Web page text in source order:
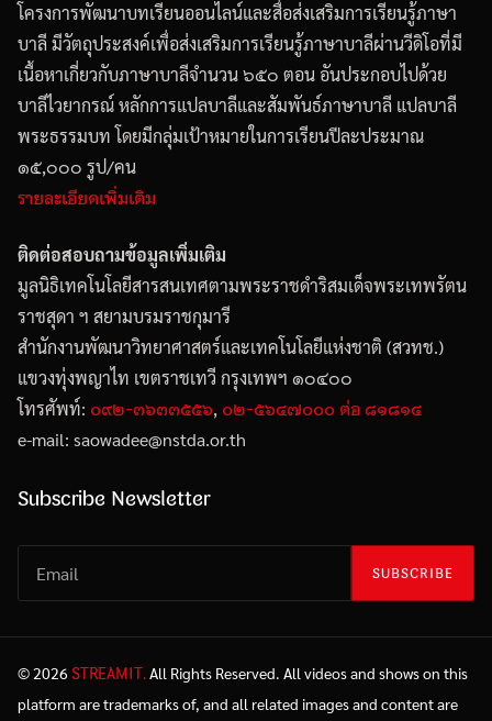
โครงการพัฒนาบทเรียนออนไลน์และสื่อส่งเสริมการเรียนรู้ภาษา
บาลี มีวัตถุประสงค์เพื่อส่งเสริมการเรียนรู้ภาษาบาลีผ่านวีดิโอที่มี
เนื้อหาเกี่ยวกับภาษาบาลีจำนวน ๖๕๐ ตอน อันประกอบไปด้วย
บาลีไวยากรณ์ หลักการแปลบาลีและสัมพันธ์ภาษาบาลี แปลบาลี
พระธรรมบท โดยมีกลุ่มเป้าหมายในการเรียนปีละประมาณ
๑๕,๐๐๐ รูป/คน
รายละเอียดเพิ่มเติม
ติดต่อสอบถามข้อมูลเพิ่มเติม
มูลนิธิเทคโนโลยีสารสนเทศตามพระราชดำริสมเด็จพระเทพรัตน
ราชสุดา ฯ สยามบรมราชกุมารี
สำนักงานพัฒนาวิทยาศาสตร์และเทคโนโลยีแห่งชาติ (สวทช.)
แขวงทุ่งพญาไท เขตราชเทวี กรุงเทพฯ ๑๐๔๐๐
โทรศัพท์: ๐๙๒-๓๖๓๓๕๕๖, ๐๒-๕๖๔๗๐๐๐ ต่อ ๘๑๘๑๔
e-mail: saowadee@nstda.or.th
Subscribe Newsletter
SUBSCRIBE
© 2026 STREAMIT.All Rights Reserved. All videos and shows on this
platform are trademarks of, and all related images and content are